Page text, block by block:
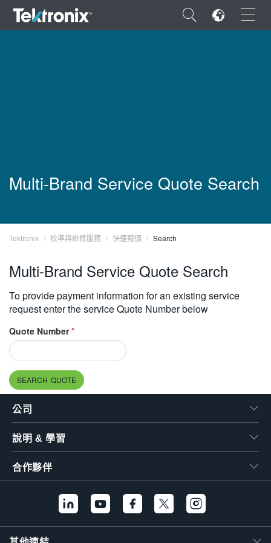
×
VIỆT NAM
日本語
Multi-Brand Service Quote Search
Tektronix 校準與維修服務 快速報價 Search
Multi-Brand Service Quote Search
To provide payment information for an existing service
request enter the service Quote Number below
Quote Number *
SEARCH QUOTE
公司
說明 & 學習
合作夥伴